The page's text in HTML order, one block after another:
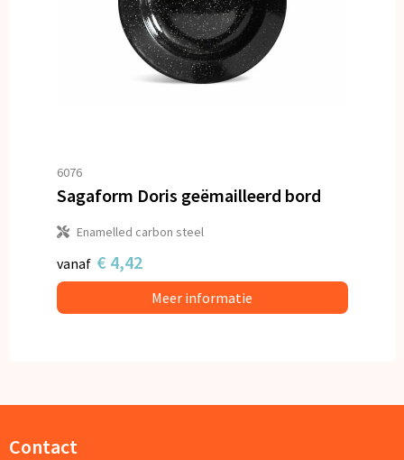
6076
Sagaform Doris geëmailleerd bord
Enamelled carbon steel
vanaf € 4,42
Meer informatie
Contact